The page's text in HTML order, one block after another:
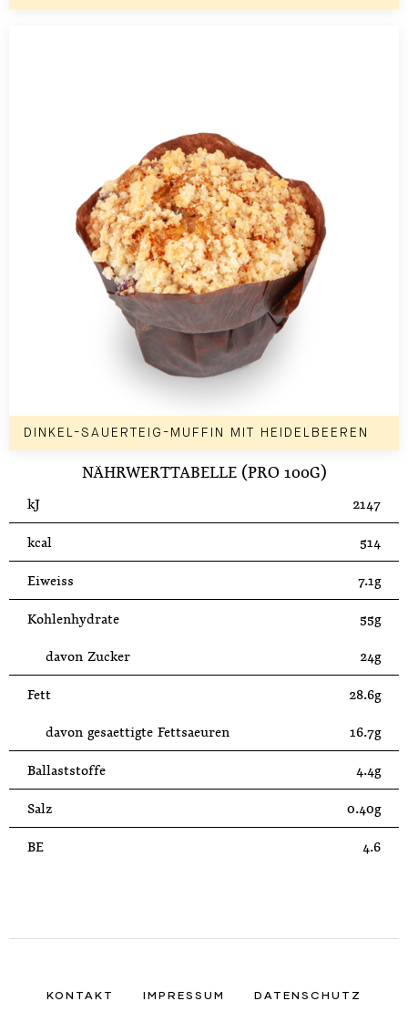
DINKEL-SAUERTEIG-MUFFIN MIT HEIDELBEEREN
NÄHRWERTTABELLE (PRO 100G)
kJ 2147
kcal 514
Eiweiss 7.1g
Kohlenhydrate 55g
davon Zucker 24g
Fett 28.6g
davon gesaettigte Fettsaeuren 16.7g
Ballaststoffe 4.4g
Salz 0.40g
BE 4.6
KONTAKT IMPRESSUM DATENSCHUTZ